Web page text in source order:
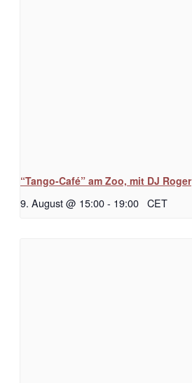
“Tango-Café” am Zoo, mit DJ Roger
9. August @ 15:00- 19:00 CET